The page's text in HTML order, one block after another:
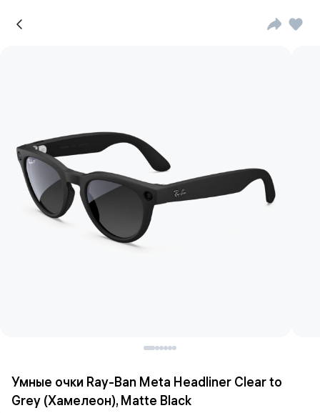
Умные очки Ray-Ban Meta Headliner Clear to
Grey (Хамелеон), Matte Black